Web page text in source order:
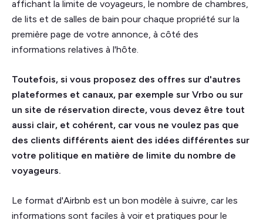
affichant la limite de voyageurs, le nombre de chambres,
de lits et de salles de bain pour chaque propriété sur la
première page de votre annonce, à côté des
informations relatives à l'hôte.
Toutefois, si vous proposez des offres sur d'autres
plateformes et canaux, par exemple sur Vrbo ou sur
un site de réservation directe, vous devez être tout
aussi clair, et cohérent, car vous ne voulez pas que
des clients différents aient des idées différentes sur
votre politique en matière de limite du nombre de
voyageurs.
Le format d'Airbnb est un bon modèle à suivre, car les
informations sont faciles à voir et pratiques pour le